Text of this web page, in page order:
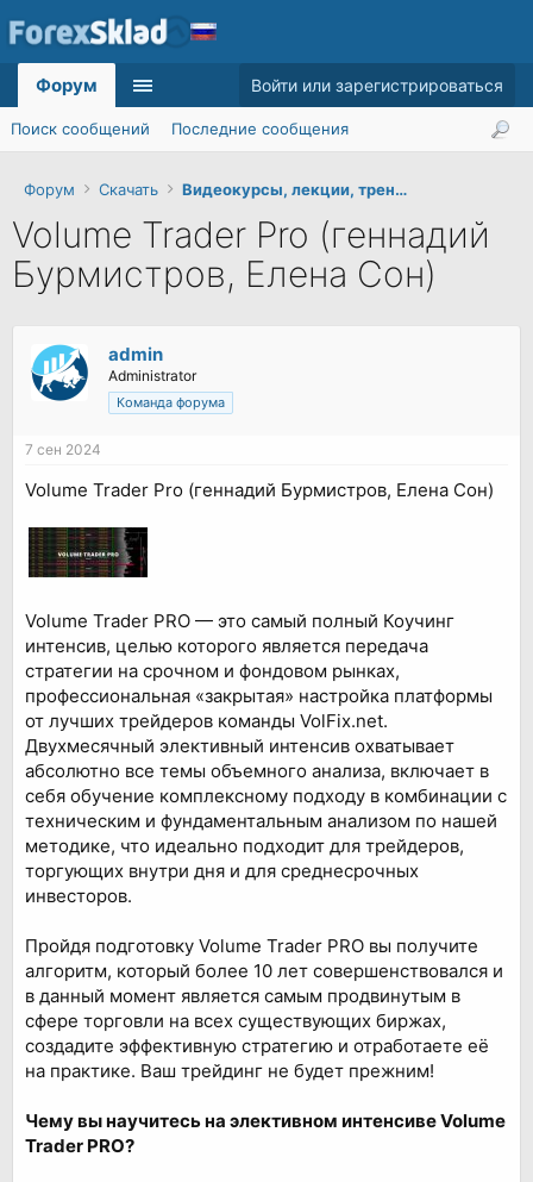
Форум Скачать Видеокурсы, лекции, тренинги
Volume Trader Pro (геннадий
Бурмистров, Елена Сон)
admin
Administrator
Команда форума
7 сен 2024
Volume Trader Pro (геннадий Бурмистров, Елена Сон)
Volume Trader PRO — это самый полный Коучинг
интенсив, целью которого является передача
стратегии на срочном и фондовом рынках,
профессиональная «закрытая» настройка платформы
от лучших трейдеров команды VolFix.net.
Двухмесячный элективный интенсив охватывает
абсолютно все темы объемного анализа, включает в
себя обучение комплексному подходу в комбинации с
техническим и фундаментальным анализом по нашей
методике, что идеально подходит для трейдеров,
торгующих внутри дня и для среднесрочных
инвесторов.
Пройдя подготовку Volume Trader PRO вы получите
алгоритм, который более 10 лет совершенствовался и
в данный момент является самым продвинутым в
сфере торговли на всех существующих биржах,
создадите эффективную стратегию и отработаете её
на практике. Ваш трейдинг не будет прежним!
Чему вы научитесь на элективном интенсиве Volume
Trader PRO?
Форум
Поиск сообщений Последние сообщения
Войти или зарегистрироваться